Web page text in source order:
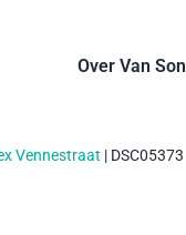
Over Van Son
Vennestraat | DSC05373